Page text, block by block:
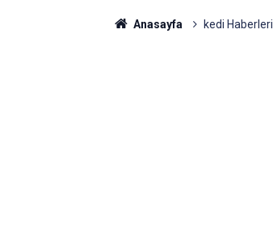
Anasayfa kedi Haberleri